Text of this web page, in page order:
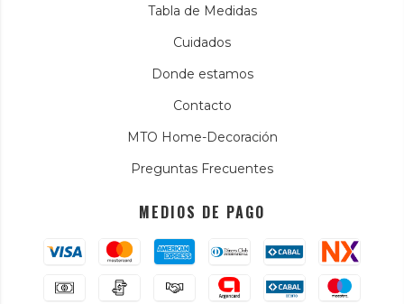
Tabla de Medidas
Cuidados
Donde estamos
Contacto
MTO Home-Decoración
Preguntas Frecuentes
MEDIOS DE PAGO